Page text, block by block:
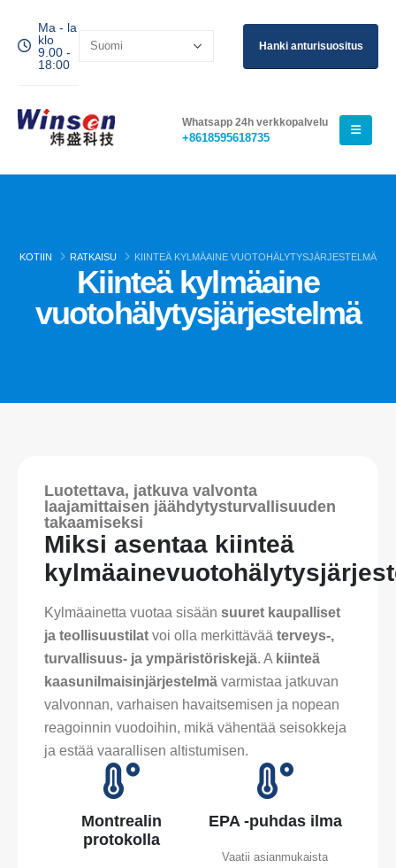
Ma - la
klo
9.00 -
18:00
Hanki anturisuositus
Whatsapp 24h verkkopalvelu
+8618595618735
KOTIIN RATKAISU KIINTEÄ KYLMÄAINE VUOTOHÄLYTYSJÄRJESTELMÄ
Kiinteä kylmäaine
vuotohälytysjärjestelmä
Luotettava, jatkuva valvonta
laajamittaisen jäähdytysturvallisuuden
takaamiseksi
Miksi asentaa kiinteä
Kylmäainetta vuotaa sisään suuret kaupalliset
ja teollisuustilat voi olla merkittävää terveys-,
turvallisuus- ja ympäristöriskejä. A kiinteä
kaasunilmaisinjärjestelmä varmistaa jatkuvan
valvonnan, varhaisen havaitsemisen ja nopean
reagoinnin vuodoihin, mikä vähentää seisokkeja
ja estää vaarallisen altistumisen.
Montrealin
protokolla
EPA -puhdas ilma
Vaatii asianmukaista